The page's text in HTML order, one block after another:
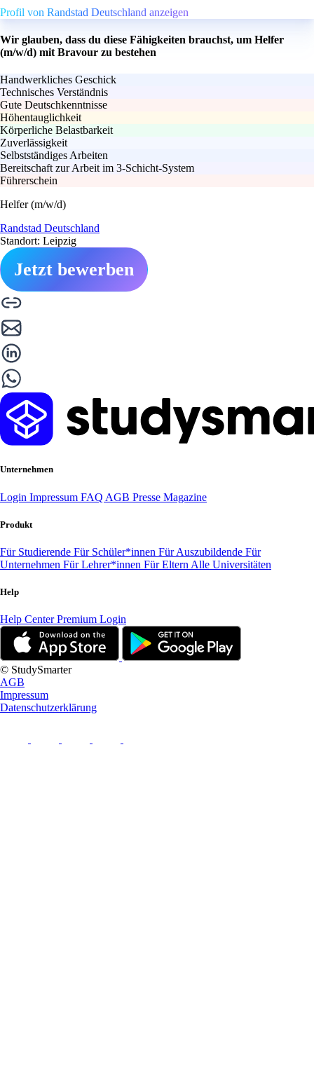
Profil von Randstad Deutschland anzeigen
Wir glauben, dass du diese Fähigkeiten brauchst, um Helfer
(m/w/d) mit Bravour zu bestehen
Handwerkliches Geschick
Technisches Verständnis
Gute Deutschkenntnisse
Höhentauglichkeit
Körperliche Belastbarkeit
Zuverlässigkeit
Selbstständiges Arbeiten
Bereitschaft zur Arbeit im 3-Schicht-System
Führerschein
Helfer (m/w/d)
Randstad Deutschland
Standort: Leipzig
Jetzt bewerben
Unternehmen
Login Impressum FAQ AGB Presse Magazine
Produkt
Für Studierende Für Schüler*innen Für Auszubildende Für
Unternehmen Für Lehrer*innen Für Eltern Alle Universitäten
Help
Help CenterPremium Login
© StudySmarter
AGB
Impressum
Datenschutzerklärung